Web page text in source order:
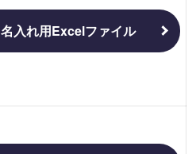
名入れ用Excelファイル